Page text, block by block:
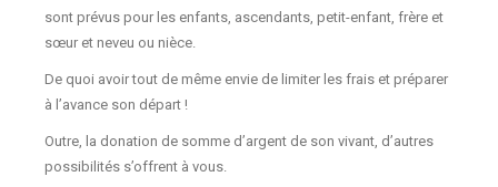
sont prévus pour les enfants, ascendants, petit-enfant, frère et
sœur et neveu ou nièce.
De quoi avoir tout de même envie de limiter les frais et préparer
à l’avance son départ !
Outre, la donation de somme d’argent de son vivant, d’autres
possibilités s’offrent à vous.